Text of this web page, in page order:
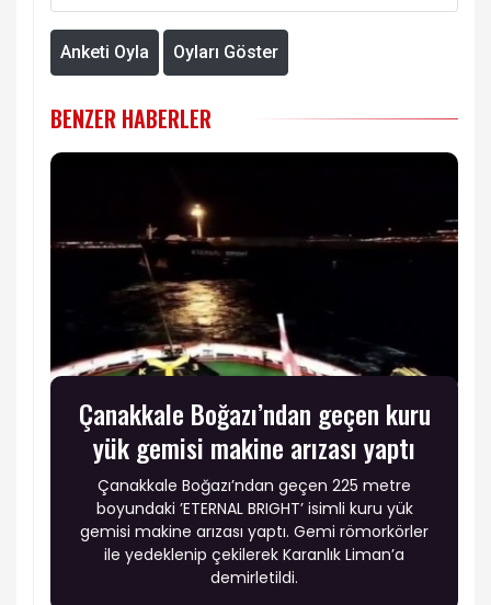
Anketi Oyla Oyları Göster
BENZER HABERLER
Çanakkale Boğazı’ndan geçen kuru
yük gemisi makine arızası yaptı
Çanakkale Boğazı’ndan geçen 225 metre
boyundaki ’ETERNAL BRIGHT’ isimli kuru yük
gemisi makine arızası yaptı. Gemi römorkörler
ile yedeklenip çekilerek Karanlık Liman’a
demirletildi.